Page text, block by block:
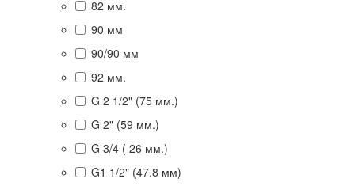
82 мм.
90 мм
90/90 мм
92 мм.
G 2 1/2" (75 мм.)
G 2" (59 мм.)
G 3/4 ( 26 мм.)
G1 1/2" (47.8 мм)